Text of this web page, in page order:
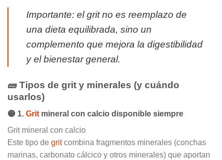
Importante: el grit no es reemplazo de
una dieta equilibrada, sino un
complemento que mejora la digestibilidad
y el bienestar general.
🧱 Tipos de grit y minerales (y cuándo
usarlos)
🟡 1. Grit mineral con calcio disponible siempre
Grit mineral con calcio
Este tipo de gritcombina fragmentos minerales (conchas
marinas, carbonato cálcico y otros minerales) que aportan